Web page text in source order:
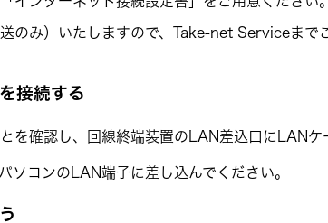
のみ）いたしますので、Take-net Serviceまで
接続する
を確認し、回線終端装置のLAN差込口にLANケ
ソコンのLAN端子に差し込んでください。